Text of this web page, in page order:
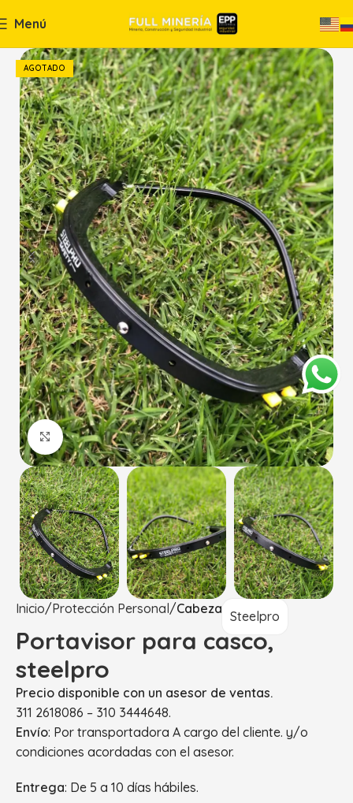
Menú
AGOTADO
Haga Click para agrandar
Inicio Protección Personal Cabeza Steelpro
Portavisor para casco,
steelpro
Precio disponible con un asesor de ventas.
311 2618086 – 310 3444648.
Envío: Por transportadora A cargo del cliente. y/o
condiciones acordadas con el asesor.
Entrega: De 5 a 10 días hábiles.